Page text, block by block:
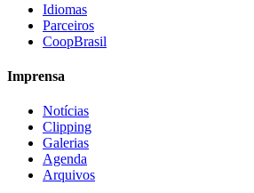
Idiomas
Parceiros
CoopBrasil
Imprensa
Notícias
Clipping
Galerias
Agenda
Arquivos